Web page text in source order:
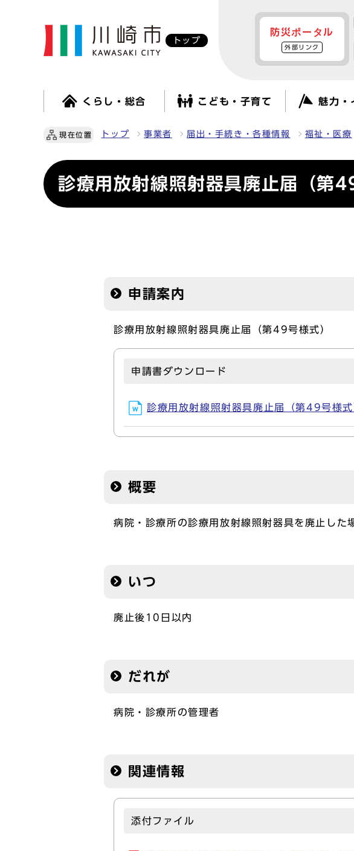
トップ
防災ポータル
外部リンク
くらし・総合 こども・子育て 魅力・
現在位置 トップ 事業者 届出・手続き・各種情報 福祉・医療
診療用放射線照射器具廃止届（第
申請案内
診療用放射線照射器具廃止届（第49号様式）
申請書ダウンロード
診療用放射線照射器具廃止届（第49号
概要
病院・診療所の診療用放射線照射器具を廃止した
いつ
廃止後10日以内
だれが
病院・診療所の管理者
関連情報
添付ファイル